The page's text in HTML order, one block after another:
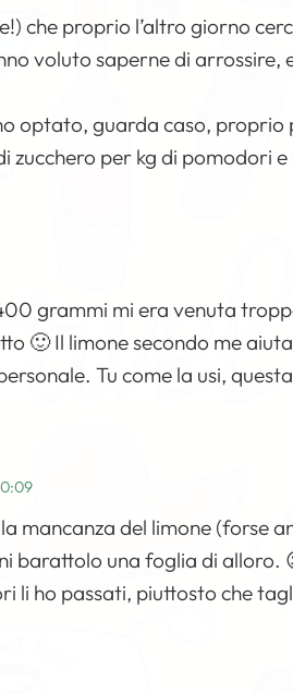
che proprio l’altro giorno
voluto saperne di arrossire,
optato, guarda caso,
zucchero per kg di pomodori
grammi mi era venuta
🙂 Il limone secondo me
Tu come la usi,
mancanza del limone (forse
barattolo una foglia di alloro.
li ho passati, piuttosto che